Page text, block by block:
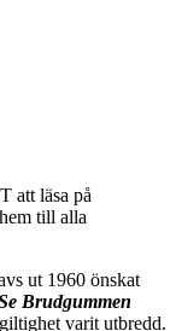
att läsa på
till alla
ut 1960 önskat
Brudgummen
varit utbredd.